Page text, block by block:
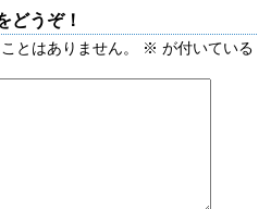
どうぞ！
とはありません。 ※ が付いている